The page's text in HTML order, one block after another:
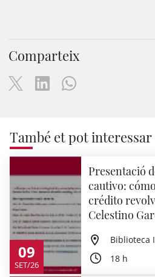
Comparteix
També et pot interessar
09
SET/26
Presentació
cautivo:
crédito
Celestino
Biblioteca
18 h